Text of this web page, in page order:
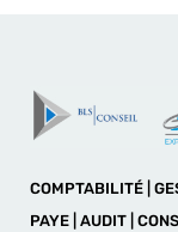
COMPTABILITÉ |
PAYE | AUDIT |